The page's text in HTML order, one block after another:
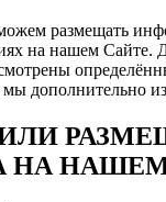
размещать
на нашем Сайте.
дополнительно
ИЛИ
НА